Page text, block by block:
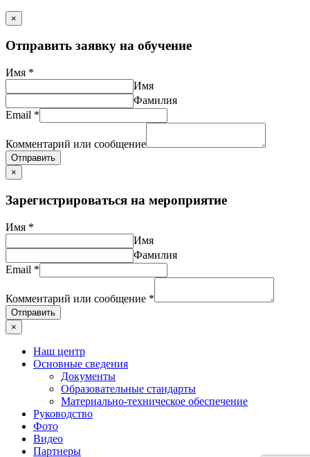
×
Отправить заявку на обучение
Имя *
Имя
Фамилия
Email *
Комментарий или сообщение
Отправить
×
Зарегистрироваться на мероприятие
Имя *
Имя
Фамилия
Email *
Комментарий или сообщение *
Отправить
×
Наш центр
Основные сведения
Документы
Образовательные стандарты
Материально-техническое обеспечение
Руководство
Фото
Видео
Партнеры